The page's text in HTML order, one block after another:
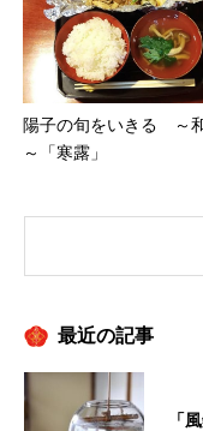
陽子の旬をいきる ～
～「寒露」
最近の記事
「